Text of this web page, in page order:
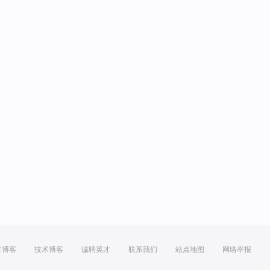
博客 技术博客 诚聘英才 联系我们 站点地图 网络举报